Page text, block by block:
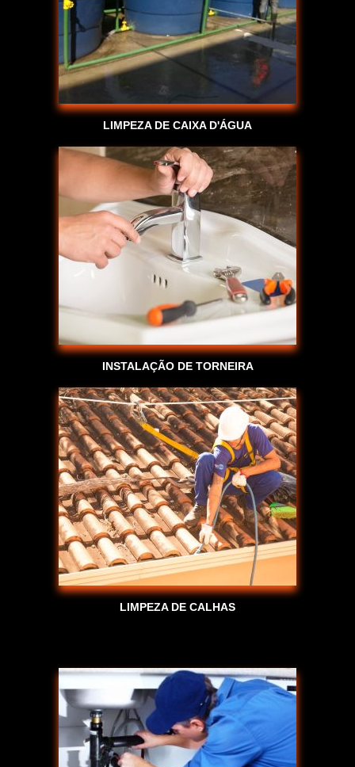
LIMPEZA DE CAIXA D'ÁGUA
INSTALAÇÃO DE TORNEIRA
LIMPEZA DE CALHAS